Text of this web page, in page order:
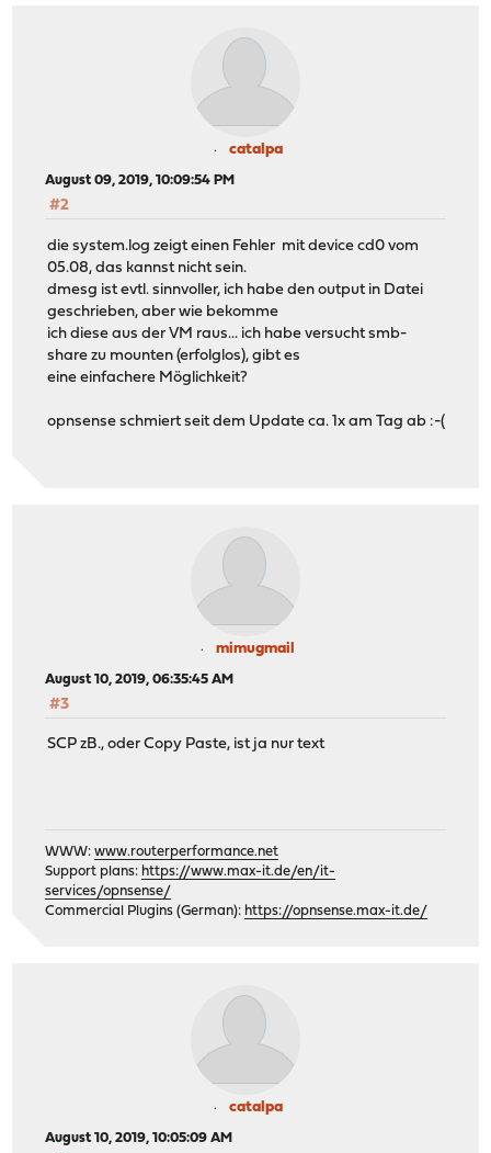
catalpa
August 09, 2019, 10:09:54 PM
#2
die system.log zeigt einen Fehler mit device cd0 vom
05.08, das kannst nicht sein.
dmesg ist evtl. sinnvoller, ich habe den output in Datei
geschrieben, aber wie bekomme
ich diese aus der VM raus... ich habe versucht smb-
share zu mounten (erfolglos), gibt es
eine einfachere Möglichkeit?
opnsense schmiert seit dem Update ca. 1x am Tag ab :-(
mimugmail
August 10, 2019, 06:35:45 AM
#3
SCP zB., oder Copy Paste, ist ja nur text
WWW:www.routerperformance.net
Support plans: https://www.max-it.de/en/it-
services/opnsense/
Commercial Plugins (German): https://opnsense.max-it.de/
catalpa
August 10, 2019, 10:05:09 AM